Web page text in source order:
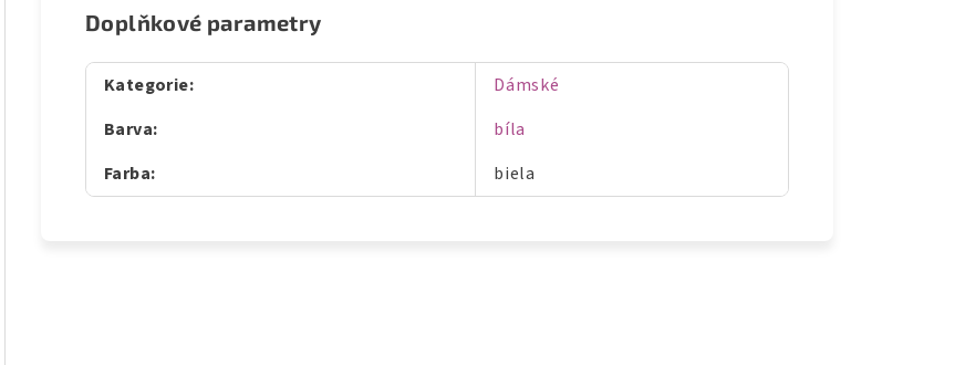
Doplňkové parametry
Kategorie:
Dámské
Barva:
bíla
Farba: biela